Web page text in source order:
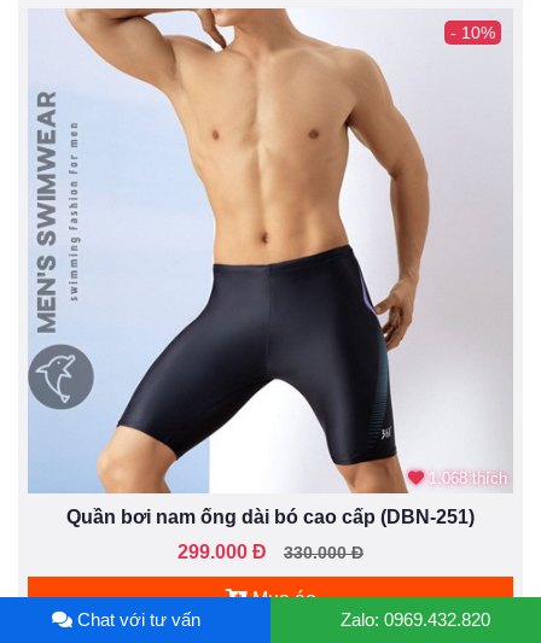
- 10%
1.068 thích
Quần bơi nam ống dài bó cao cấp (DBN-251)
299.000 Đ
330.000 Đ
Mua áo
Chat với tư vấn
Zalo: 0969.432.820